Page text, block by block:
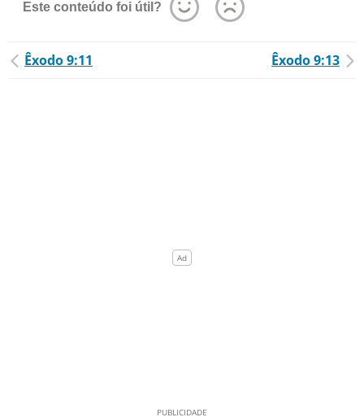
Este conteúdo foi útil?
Êxodo 9:11 Êxodo 9:13